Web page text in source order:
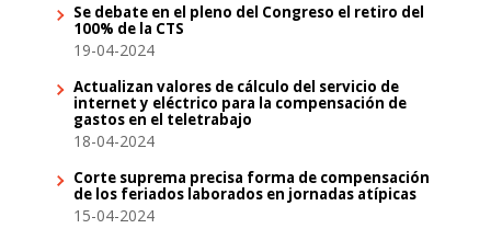
Se debate en el pleno del Congreso el retiro del
100% de la CTS
19-04-2024
Actualizan valores de cálculo del servicio de
internet y eléctrico para la compensación de
gastos en el teletrabajo
18-04-2024
Corte suprema precisa forma de compensación
de los feriados laborados en jornadas atípicas
15-04-2024